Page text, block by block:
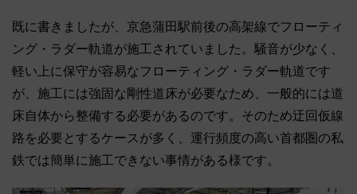
既に書きましたが、京急蒲田駅前後の高架線でフローティ
ング・ラダー軌道が施工されていました。騒音が少なく、
軽い上に保守が容易なフローティング・ラダー軌道です
が、施工には強固な剛性道床が必要なため、一般的には道
床自体から整備する必要があるのです。そのため迂回仮線
路を必要とするケースが多く、運行頻度の高い首都圏の私
鉄では簡単に施工できない事情がある様です。